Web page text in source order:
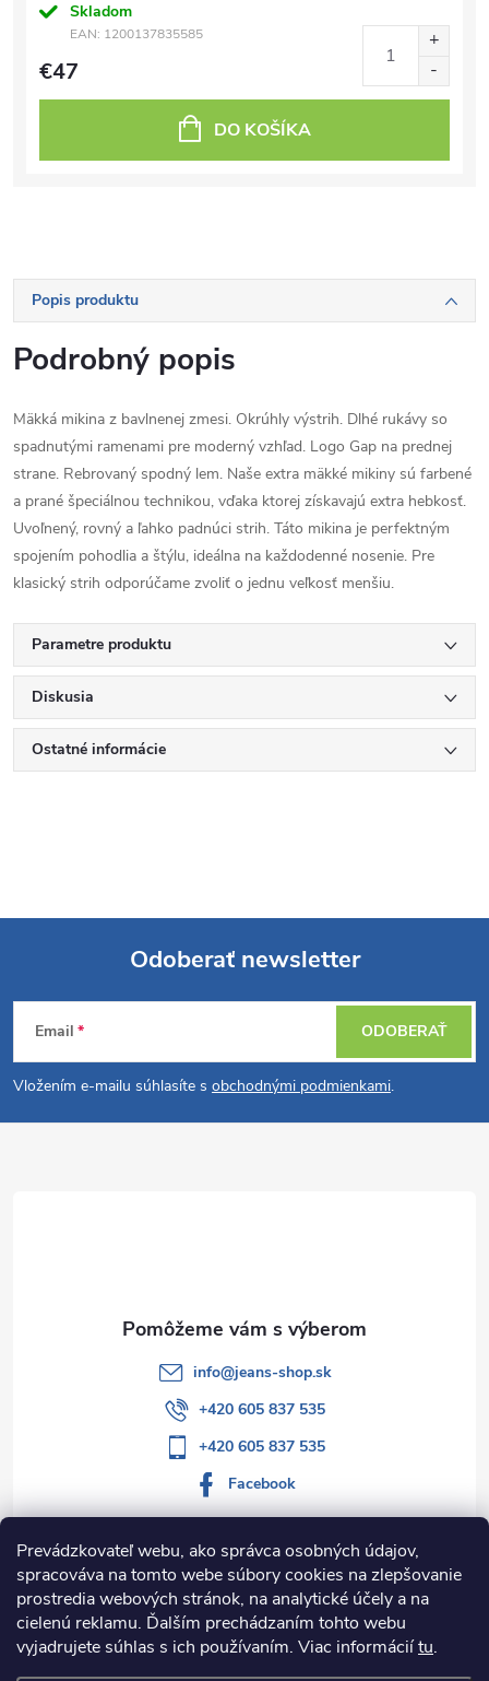
Prevádzkovateľ webu, ako správca osobných údajov,
spracováva na tomto webe súbory cookies na zlepšovanie
prostredia webových stránok, na analytické účely a na
cielenú reklamu. Ďalším prechádzaním tohto webu
vyjadrujete súhlas s ich používaním. Viac informáciítu.
Skladom
EAN: 1200137835585
€47
DO KOŠÍKA
Popis produktu
Podrobný popis
Mäkká mikina z bavlnenej zmesi. Okrúhly výstrih. Dlhé rukávy so
spadnutými ramenami pre moderný vzhľad. Logo Gap na prednej
strane. Rebrovaný spodný lem. Naše extra mäkké mikiny sú farbené
a prané špeciálnou technikou, vďaka ktorej získavajú extra hebkosť.
Uvoľnený, rovný a ľahko padnúci strih. Táto mikina je perfektným
spojením pohodlia a štýlu, ideálna na každodenné nosenie. Pre
klasický strih odporúčame zvoliť o jednu veľkosť menšiu.
Parametre produktu
Diskusia
Ostatné informácie
Z
á
p
Odoberať newsletter
Email
Vložením e-mailu súhlasíte s obchodnými podmienkami.
ODOBERAŤ
Informácie pre vás
Kategórie
info@jeans-shop.sk
+420 605 837 535
+420 605 837 535
Facebook